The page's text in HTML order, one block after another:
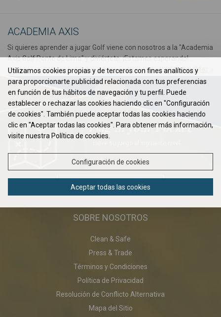
ACADEMIA AXIS
Si quieres aprender a jugar Golf viene con nosotros a la "Academia
Axis Golf Ponte de Lima" y diviértete. ¡Estamos esperando! ...
Saber Mas
Flag in your Pocket
DESCARGAR PDF
SOBRE NOSOTROS
Clean & Safe
Press & Trade
Términos y Condiciones
Política de Privacidad
Resolución de Conflicto Alternativa
Mapa del Sitio
Utilizamos cookies propias y de terceros con fines analíticos y
para proporcionarte publicidad relacionada con tus preferencias
en función de tus hábitos de navegación y tu perfil. Puede
establecer o rechazar las cookies haciendo clic en "Configuración
de cookies". También puede aceptar todas las cookies haciendo
clic en "Aceptar todas las cookies". Para obtener más información,
visite nuestra Política de cookies.
Configuración de cookies
Aceptar todas las cookies